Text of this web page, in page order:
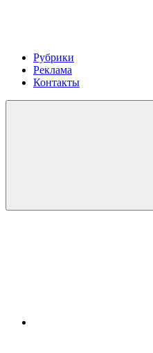
Рубрики
Реклама
Контакты